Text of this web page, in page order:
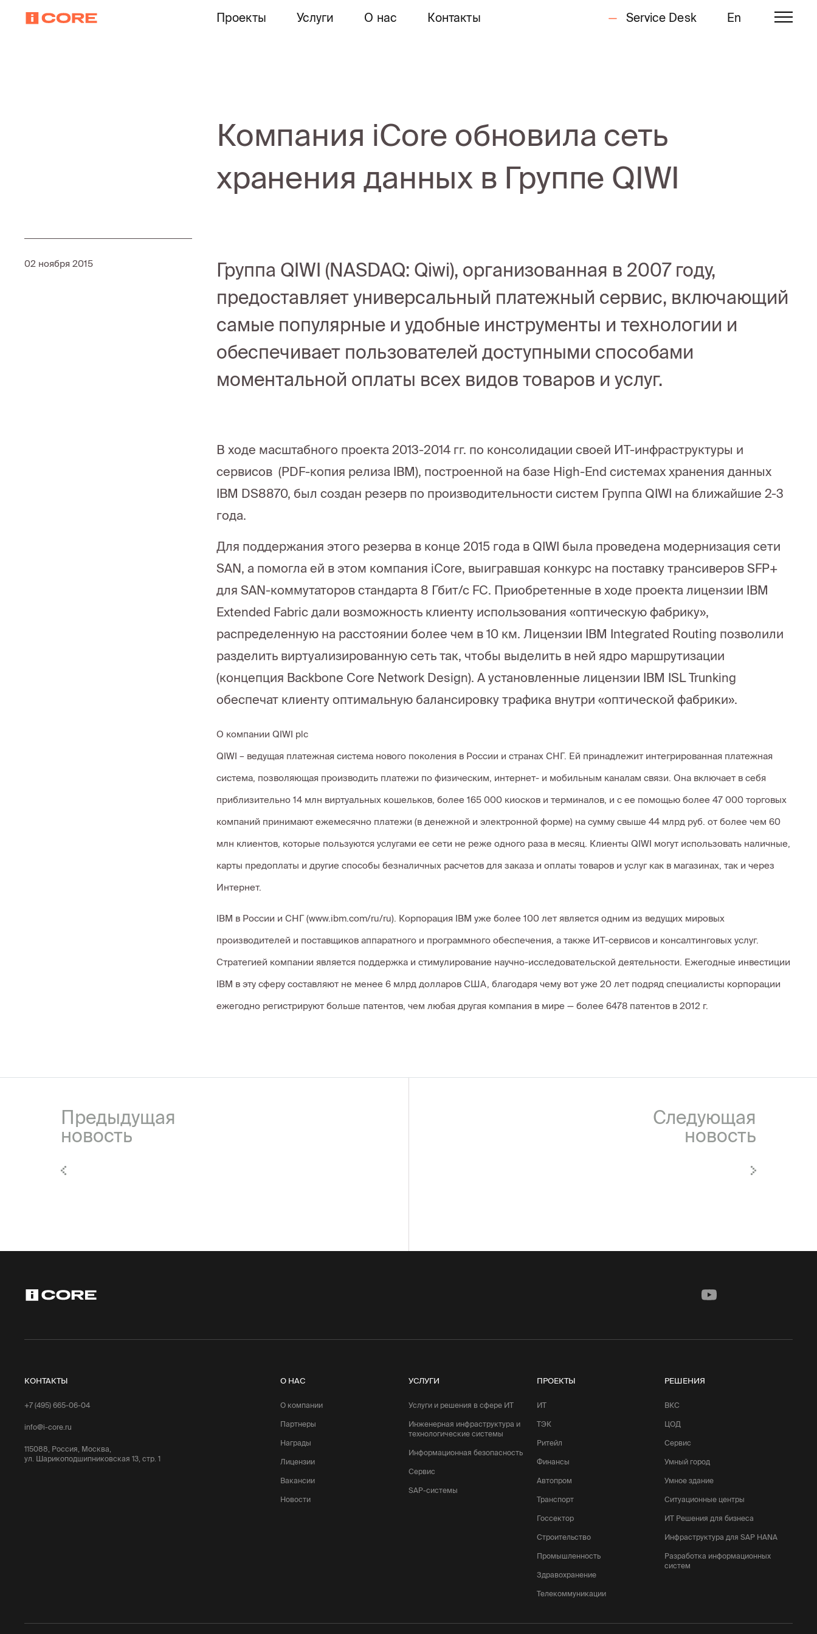
Проекты Услуги О нас Контакты Service Desk En
Компания iCore обновила сеть
хранения данных в Группе QIWI
02 ноября 2015
Группа QIWI (NASDAQ: Qiwi), организованная в 2007 году,
предоставляет универсальный платежный сервис, включающий
самые популярные и удобные инструменты и технологии и
обеспечивает пользователей доступными способами
моментальной оплаты всех видов товаров и услуг.
В ходе масштабного проекта 2013-2014 гг. по консолидации своей ИТ-инфраструктуры и
сервисов (PDF-копия релиза IBM), построенной на базе High-End системах хранения данных
IBM DS8870, был создан резерв по производительности систем Группа QIWI на ближайшие 2-3
года.
Для поддержания этого резерва в конце 2015 года в QIWI была проведена модернизация сети
SAN, а помогла ей в этом компания iCore, выигравшая конкурс на поставку трансиверов SFP+
для SAN-коммутаторов стандарта 8 Гбит/с FC. Приобретенные в ходе проекта лицензии IBM
Extended Fabric дали возможность клиенту использования «оптическую фабрику»,
распределенную на расстоянии более чем в 10 км. Лицензии IBM Integrated Routing позволили
разделить виртуализированную сеть так, чтобы выделить в ней ядро маршрутизации
(концепция Backbone Core Network Design). А установленные лицензии IBM ISL Trunking
обеспечат клиенту оптимальную балансировку трафика внутри «оптической фабрики».
О компании QIWI plc
QIWI – ведущая платежная система нового поколения в России и странах СНГ. Ей принадлежит интегрированная платежная
система, позволяющая производить платежи по физическим, интернет- и мобильным каналам связи. Она включает в себя
приблизительно 14 млн виртуальных кошельков, более 165 000 киосков и терминалов, и с ее помощью более 47 000 торговых
компаний принимают ежемесячно платежи (в денежной и электронной форме) на сумму свыше 44 млрд руб. от более чем 60
млн клиентов, которые пользуются услугами ее сети не реже одного раза в месяц. Клиенты QIWI могут использовать наличные,
карты предоплаты и другие способы безналичных расчетов для заказа и оплаты товаров и услуг как в магазинах, так и через
Интернет.
IBM в России и СНГ (www.ibm.com/ru/ru). Корпорация IBM уже более 100 лет является одним из ведущих мировых
производителей и поставщиков аппаратного и программного обеспечения, а также ИТ-сервисов и консалтинговых услуг.
Стратегией компании является поддержка и стимулирование научно-исследовательской деятельности. Ежегодные инвестиции
IBM в эту сферу составляют не менее 6 млрд долларов США, благодаря чему вот уже 20 лет подряд специалисты корпорации
ежегодно регистрируют больше патентов, чем любая другая компания в мире — более 6478 патентов в 2012 г.
Предыдущая
новость
Следующая
новость
КОНТАКТЫ
+7 (495) 665-06-04
info@i-core.ru
115088, Россия, Москва,
ул. Шарикоподшипниковская 13, стр. 1
О НАС
О компании
Партнеры
Награды
Лицензии
Вакансии
Новости
УСЛУГИ
Услуги и решения в сфере ИТ
Инженерная инфраструктура и
технологические системы
Информационная безопасность
Сервис
SAP-системы
ПРОЕКТЫ
ИТ
ТЭК
Ритейл
Финансы
Автопром
Транспорт
Госсектор
Строительство
Промышленность
Здравохранение
Телекоммуникации
РЕШЕНИЯ
ВКС
ЦОД
Сервис
Умный город
Умное здание
Ситуационные центры
ИТ Решения для бизнеса
Инфраструктура для SAP HANA
Разработка информационных
систем